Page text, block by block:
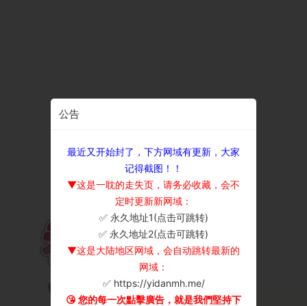
公告
最近又开始封了，下方网域有更新，大家
记得截图！！
▼这是一耽的走失页，请务必收藏，会不
定时更新新网域：
✅ 永久地址1(点击可跳转)
✅ 永久地址2(点击可跳转)
▼这是大陆地区网域，会自动跳转最新的
网域：
✅ https://yidanmh.me/
😘 您的每一次點擊廣告，就是我們堅持下